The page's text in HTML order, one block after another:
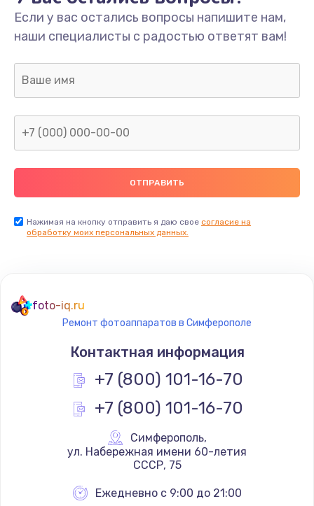
Замена/Pемонт карбюратора
1300 руб.
Заказать
Ремонт капиллярной трубки
400 руб.
Заказать
Замена термостата
1200 руб.
Заказать
Замена реле
Заказать
Замена термопредохранителя
Если у вас остались вопросы напишите нам,
наши специалисты с радостью ответят вам!
Нажимая на кнопку отправить я даю свое согласие на
обработку моих персональных данных.
foto-iq.ru
Ремонт фотоаппаратов в Симферополе
Контактная информация
+7 (800) 101-16-70
+7 (800) 101-16-70
Симферополь,
СССР, 75
Ежедневно с 9:00 до 21:00